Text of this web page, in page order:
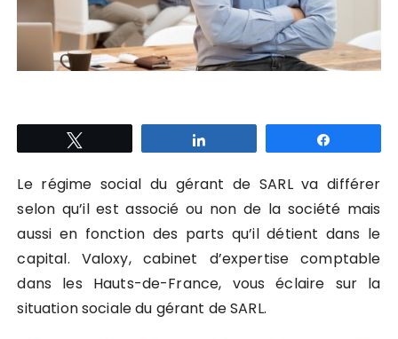
Le régime social du gérant de SARL va différer
selon qu’il est associé ou non de la société mais
aussi en fonction des parts qu’il détient dans le
capital. Valoxy, cabinet d’expertise comptable
dans les Hauts-de-France, vous éclaire sur la
situation sociale du gérant de SARL.